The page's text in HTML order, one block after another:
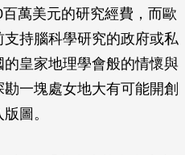
萬美元的研究經費，而歐
持腦科學研究的政府或私
皇家地理學會般的情懷與
一塊處女地大有可能開創
圖。